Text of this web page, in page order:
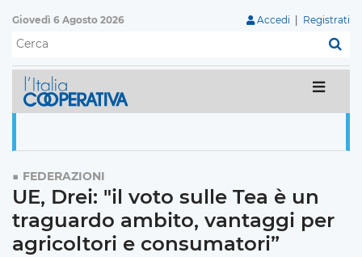
Giovedì 6 Agosto 2026 Accedi Registrati
FEDERAZIONI
UE, Drei: "il voto sulle Tea è un
traguardo ambito, vantaggi per
agricoltori e consumatori”